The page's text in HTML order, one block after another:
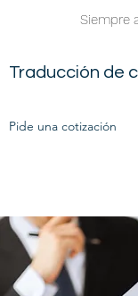
Siempre
Traducción de
Pide una cotización